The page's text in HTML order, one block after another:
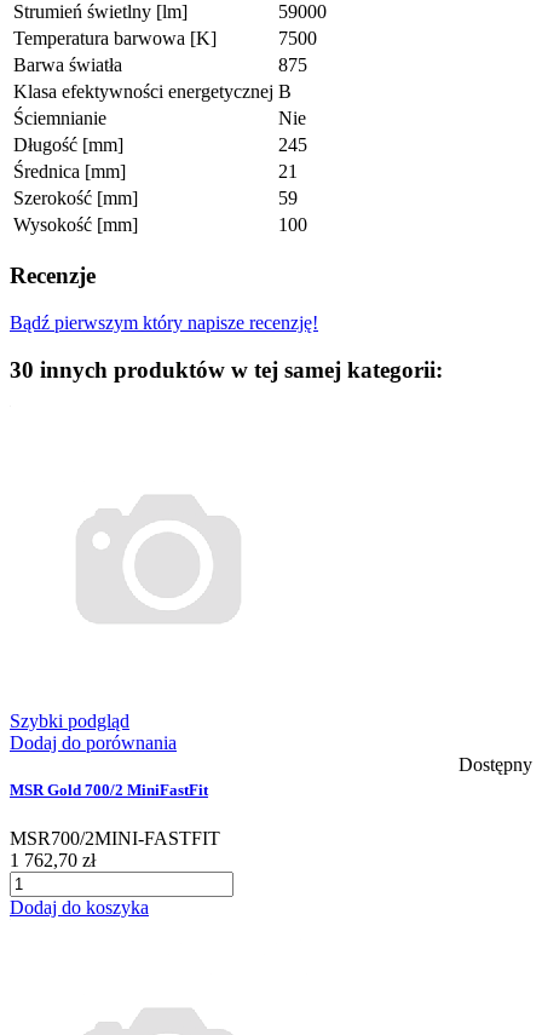
Strumień świetlny [lm]
59000
Temperatura barwowa [K]
7500
Barwa światła
875
Klasa efektywności energetycznej B
Ściemnianie
Nie
Długość [mm]
245
Średnica [mm]
21
Szerokość [mm]
59
Wysokość [mm]
100
Recenzje
Bądź pierwszym który napisze recenzję!
30 innych produktów w tej samej kategorii:
Szybki podgląd
Dodaj do porównania
Dostępny
MSR Gold 700/2 MiniFastFit
MSR700/2MINI-FASTFIT
1 762,70 zł
Dodaj do koszyka